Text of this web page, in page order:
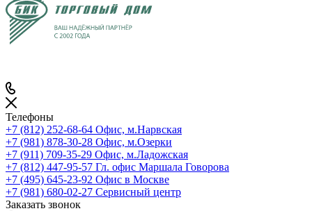
Телефоны
+7 (812) 252-68-64 Офис, м.Нарвская
+7 (981) 878-30-28 Офис, м.Озерки
+7 (911) 709-35-29 Офис, м.Ладожская
+7 (812) 447-95-57 Гл. офис Маршала Говорова
+7 (495) 645-23-92 Офис в Москве
+7 (981) 680-02-27 Сервисный центр
Заказать звонок